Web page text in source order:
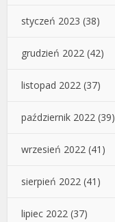
styczeń 2023 (38)
grudzień 2022 (42)
listopad 2022 (37)
październik 2022 (39)
wrzesień 2022 (41)
sierpień 2022 (41)
lipiec 2022 (37)